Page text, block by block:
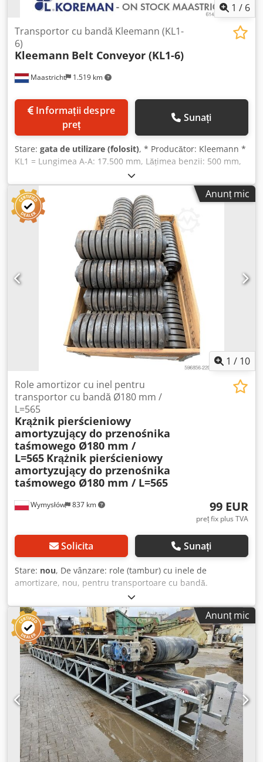
1 / 6
Maastricht 1.519 km
Transportor cu bandă Kleemann (KL1-
6)
Kleemann Belt Conveyor (KL1-6)
preț
Sunați
Stare: gata de utilizare (folosit), * Producător: Kleemann *
KL1 = Lungimea A-A: 17.500 mm, Lățimea benzii: 500 mm,
Puterea motorului: 3 kW. Dedpfx Agsywmm So Djck * KL3 =
Lungimea A-A: 14.000 mm, Lățimea benzii: 800 mm,
Puterea motorului: 7,5 kW. * KL4 = Lungimea A-A: 35.000
mm, Lățimea benzii: 800 mm, Puterea motorului: 11 kW. *
KL5 = Lungimea A-A: 20.000 mm, Lățimea benzii: 650 mm,
Puterea motorului: 7,5 kW. * KL6 = Lungimea A-A: 15.000
mm, Lățimea benzii: 1000 mm, Puterea motorului: 11 kW.
Anunț mic
1 / 10
Wymysłów 837 km
Role amortizor cu inel pentru
transportor cu bandă Ø180 mm /
L=565
Krążnik pierścieniowy
amortyzujący do przenośnika
taśmowego Ø180 mm /
L=565 Krążnik pierścieniowy
amortyzujący do przenośnika
taśmowego Ø180 mm / L=565
99 EUR
preț fix plus TVA
Solicita Sunați
Stare: nou, De vânzare: role (tambur) cu inele de
amortizare, nou, pentru transportoare cu bandă.
Elementul provine din stocuri de depozit (marfă
depozitată), nu a fost montat sau folosit niciodată. Date
tehnice: • Tip: rolă cu inele de amortizare • Diametrul
exterior: Ø180 mm Dcjdszcq Ucopfx Ag Dsk • Lungime
totală: 565 mm • Greutate: aprox. 27,75 kg • Construcție din
oțel • Inele de amortizare din cauciuc • Cu rulmenți •
Capete de ax hexagonale Utilizare: • Transportoare cu
bandă • Mine • Balastiere • Cariera de piatră • Fabrici de
ciment • Instalații de reciclare • Transport de materiale
vrac și agregate Stare: • Nou – din stoc depozit • Neutilizat
• Poate prezenta ușoare urme de depozitare • Stare vizuală
conform fotografiilor Pachetul include: • 1x rolă cu inele de
amortizare Ø180 mm L=565 mm Prețul se referă la 1
bucată.
Anunț mic